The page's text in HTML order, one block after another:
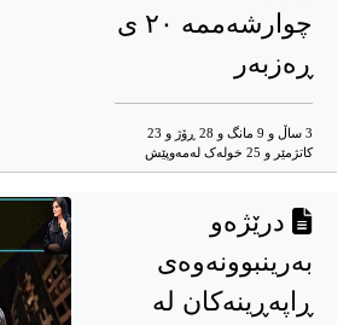
چوارشەممە ٢٠ ی
ڕەزبەر
3 ساڵ و 9 مانگ و 28 ڕۆژ و 23
کاتژمێر و 25 خوله‌ک له‌مه‌وپێش‌
درێژەو
بەرینبوونەوەی
ڕاپەڕینەکان لە